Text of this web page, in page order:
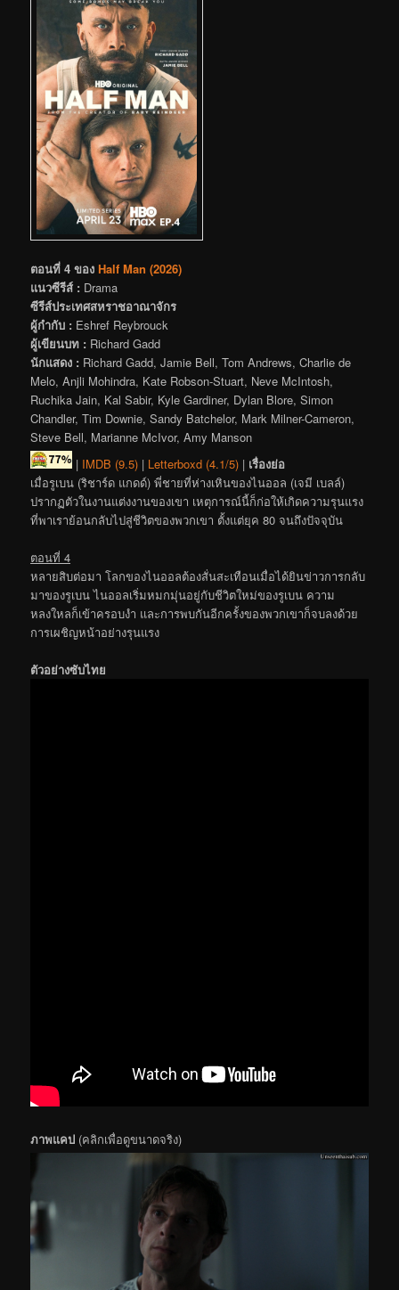
ตอนที่ 4 ของ Half Man (2026)
แนวซีรีส์ : Drama
ซีรีส์ประเทศสหราชอาณาจักร
ผู้กำกับ : Eshref Reybrouck
ผู้เขียนบท : Richard Gadd
นักแสดง : Richard Gadd, Jamie Bell, Tom Andrews, Charlie de
Melo, Anjli Mohindra, Kate Robson-Stuart, Neve McIntosh,
Ruchika Jain, Kal Sabir, Kyle Gardiner, Dylan Blore, Simon
Chandler, Tim Downie, Sandy Batchelor, Mark Milner-Cameron,
Steve Bell, Marianne McIvor, Amy Manson
| IMDB (9.5) | Letterboxd (4.1/5) | เรื่องย่อ
เมื่อรูเบน (ริชาร์ด แกดด์) พี่ชายที่ห่างเหินของไนออล (เจมี เบลล์)
ปรากฏตัวในงานแต่งงานของเขา เหตุการณ์นี้ก็ก่อให้เกิดความรุนแรง
ที่พาเราย้อนกลับไปสู่ชีวิตของพวกเขา ตั้งแต่ยุค 80 จนถึงปัจจุบัน
ตอนที่ 4
หลายสิบต่อมา โลกของไนออลต้องสั่นสะเทือนเมื่อได้ยินข่าวการกลับ
มาของรูเบน ไนออลเริ่มหมกมุ่นอยู่กับชีวิตใหม่ของรูเบน ความ
หลงใหลก็เข้าครอบงำ และการพบกันอีกครั้งของพวกเขาก็จบลงด้วย
การเผชิญหน้าอย่างรุนแรง
ตัวอย่างซับไทย
ภาพแคป (คลิกเพื่อดูขนาดจริง)